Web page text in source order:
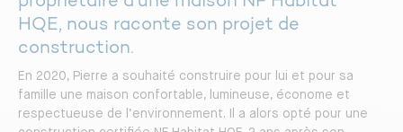
HQE, nous raconte son projet de
construction.
En 2020, Pierre a souhaité construire pour lui et pour sa
famille une maison confortable, lumineuse, économe et
respectueuse de l’environnement. Il a alors opté pour une
fonctionnel
Respectez davantage
l’environnement